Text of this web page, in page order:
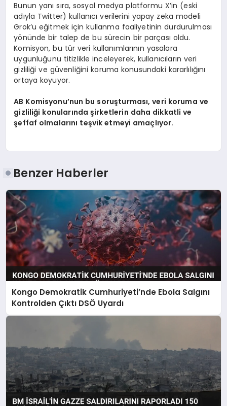
Bunun yanı sıra, sosyal medya platformu X’in (eski
adıyla Twitter) kullanıcı verilerini yapay zeka modeli
Grok’u eğitmek için kullanma faaliyetinin durdurulması
yönünde bir talep de bu sürecin bir parçası oldu.
Komisyon, bu tür veri kullanımlarının yasalara
uygunluğunu titizlikle inceleyerek, kullanıcıların veri
gizliliği ve güvenliğini koruma konusundaki kararlılığını
ortaya koyuyor.
AB Komisyonu’nun bu soruşturması, veri koruma ve
gizliliği konularında şirketlerin daha dikkatli ve
şeffaf olmalarını teşvik etmeyi amaçlıyor.
Benzer Haberler
Kongo Demokratik Cumhuriyeti’nde Ebola Salgını
Kontrolden Çıktı DSÖ Uyardı